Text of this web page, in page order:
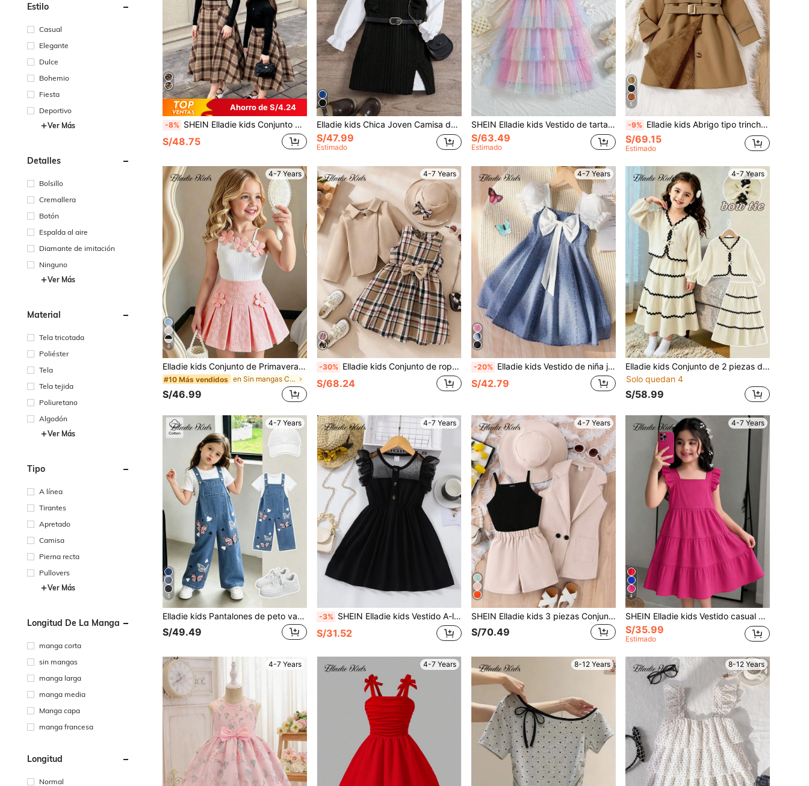
Estilo
Casual
Elegante
Dulce
Bohemio
Fiesta
Deportivo
Ver Más
Detalles
Bolsillo
Cremallera
Botón
Espalda al aire
Diamante de imitación
Ninguno
Ver Más
Material
Tela tricotada
Poliéster
Tela
Tela tejida
Poliuretano
Algodón
Ver Más
Tipo
A línea
Tirantes
Apretado
Camisa
Pierna recta
Pullovers
Ver Más
Longitud De La Manga
manga corta
sin mangas
manga larga
manga media
Manga capa
manga francesa
Longitud
Normal
Ahorro de S/4.24
-8% SHEIN Elladie kids Conjunto de camiseta de cuello alto de unicolor y falda a cuadros casual para niña, otoño/invierno
S/48.75
Elladie kids Chica Joven Camisa de manga amplia & Vestido ribete con fruncido bajo con abertura sin cinturón
S/47.99
Estimado
SHEIN Elladie kids Vestido de tarta de tul en capas con un precioso cuello de volantes en degradado de colores para niñas jóvenes, con estrellas y lentejuelas, perfecto para fiestas, vacaciones y verano
S/63.49
Estimado
5
-9% Elladie kids Abrigo tipo trinchera midi con doble botonadura y cinturón para niñas, abrigo de primavera/otoño de moda para niñas jóvenes
S/69.15
Estimado
4-7 Years
6
Elladie kids Conjunto de Primavera/Verano para Niñas Jóvenes con Top sin Mangas de Color Amarillo & Blanco con Bloques de Color y Decoración de Flores 3D Asimétrica en el Hombro, con Falda Corta Plisada Blanca, Dulce & Lindo, Adecuado para Uso Diario, Exterior, Juego, Viaje
#10 Más vendidos en Sin mangas Conjuntos de camisetas para niñas
S/46.99
4-7 Years
-30% Elladie kids Conjunto de ropa retro coreana para niña joven, blanco, invierno, cumpleaños, vuelta al colegio, chaqueta de mezcla de lana, vestido sin mangas a cuadros & gorra de newsboy, 2 piezas, primavera otoño
S/68.24
4-7 Years
-20% Elladie kids Vestido de niña joven de vacaciones informal, suave y lindo, con efecto de parchwork de lazo y denim
S/42.79
4-7 Years
Elladie kids Conjunto de 2 piezas de blusa con mangas de linterna francesa elegante, volantes y mariposa & falda, versátil y de moda para primavera, verano, otoño e invierno, vacaciones, fiestas y actividades al aire libre
Solo quedan 4
S/58.99
4-7 Years
5
Elladie kids Pantalones de peto vaqueros con estampado de mariposas de dibujos animados para niñas, conjunto de moda informal para el verano
S/49.49
4-7 Years
-3% SHEIN Elladie kids Vestido A-line De Manga De Mariposa De Contraste De Malla Para Niña Joven
S/31.52
4-7 Years
SHEIN Elladie kids 3 piezas Conjunto de negocios para niña joven: Camiseta de punto acanalada negra, chaqueta de chaleco, pantalones cortos + gorra, atuendo para ir a la oficina para niños
S/70.49
4-7 Years
4
SHEIN Elladie kids Vestido casual de cuello con volantes estilo pastel con capas para niña jóven de vacaciones
S/35.99
Estimado
4-7 Years 4-7 Years 8-12 Years 8-12 Years